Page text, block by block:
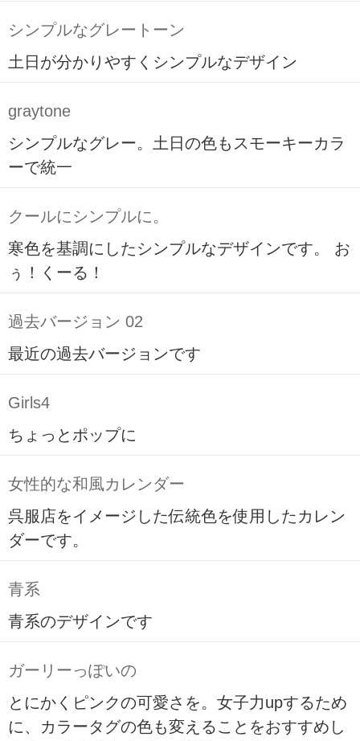
シンプルなグレートーン
土日が分かりやすくシンプルなデザイン
graytone
シンプルなグレー。土日の色もスモーキーカラ
ーで統一
クールにシンプルに。
寒色を基調にしたシンプルなデザインです。 お
ぅ！くーる！
過去バージョン 02
最近の過去バージョンです
Girls4
ちょっとポップに
女性的な和風カレンダー
呉服店をイメージした伝統色を使用したカレン
ダーです。
青系
青系のデザインです
ガーリーっぽいの
とにかくピンクの可愛さを。女子力upするため
に、カラータグの色も変えることをおすすめし